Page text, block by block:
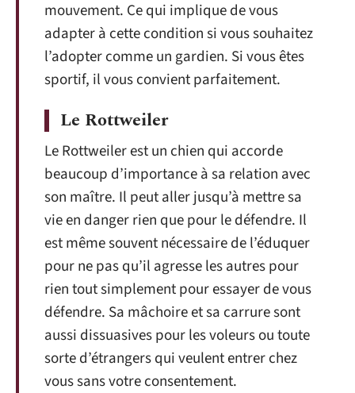
mouvement. Ce qui implique de vous
adapter à cette condition si vous souhaitez
l’adopter comme un gardien. Si vous êtes
sportif, il vous convient parfaitement.
Le Rottweiler
Le Rottweiler est un chien qui accorde
beaucoup d’importance à sa relation avec
son maître. Il peut aller jusqu’à mettre sa
vie en danger rien que pour le défendre. Il
est même souvent nécessaire de l’éduquer
pour ne pas qu’il agresse les autres pour
rien tout simplement pour essayer de vous
défendre. Sa mâchoire et sa carrure sont
aussi dissuasives pour les voleurs ou toute
sorte d’étrangers qui veulent entrer chez
vous sans votre consentement.